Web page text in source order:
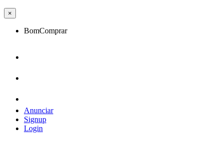
×
BomComprar
Anunciar
Signup
Login